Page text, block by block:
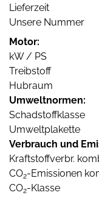
Lieferzeit
Unsere Nummer
Motor:
kW / PS
Treibstoff
Hubraum
Umweltnormen:
Schadstoffklasse
Umweltplakette
Verbrauch und
Kraftstoffverbr.
CO2-Emissionen
CO2-Klasse